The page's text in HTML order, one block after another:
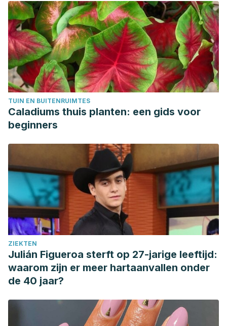
TUIN EN BUITENRUIMTES
Caladiums thuis planten: een gids voor
beginners
ZIEKTEN
Julián Figueroa sterft op 27-jarige leeftijd:
waarom zijn er meer hartaanvallen onder
de 40 jaar?